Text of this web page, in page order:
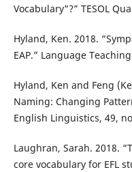
Vocabulary"?” TESOL
Hyland, Ken. 2018.
EAP.” Language
Hyland, Ken and Feng
Naming: Changing
English Linguistics, 49,
Laughran, Sarah. 2018.
core vocabulary for EFL